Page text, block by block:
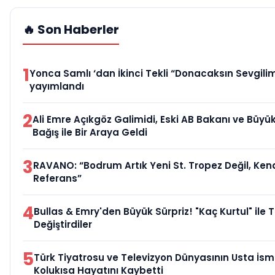
🔥 Son Haberler
1Yonca Samlı ‘dan İkinci Tekli “Donacaksın
yayımlandı
2Ali Emre Açıkgöz Galimidi, Eski AB Bakanı ve
Bağış ile Bir Araya Geldi
3RAVANO: “Bodrum Artık Yeni St. Tropez Değil,
Referans”
4Bullas & Emry'den Büyük Sürpriz! "Kaç Kurtul" ile
Değiştirdiler
5Türk Tiyatrosu ve Televizyon Dünyasının Usta
Kolukısa Hayatını Kaybetti